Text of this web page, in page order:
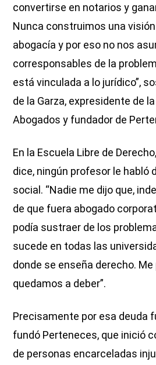
convertirse en notarios y
Nunca construimos una
abogacía y por eso no nos
corresponsables de la
está vinculada a lo jurídico”,
de la Garza, expresidente de
Abogados y fundador de
En la Escuela Libre de
dice, ningún profesor le habló
social. “Nadie me dijo que,
de que fuera abogado
podía sustraer de los
sucede en todas las
donde se enseña derecho. Me
quedamos a deber”.
Precisamente por esa deuda
fundó Perteneces, que inició
de personas encarceladas